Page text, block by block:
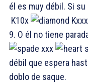
él es muy débil. Si
K10x
Kxxx
9. O él no tiene
xxx
débil que espera
doblo de saque.